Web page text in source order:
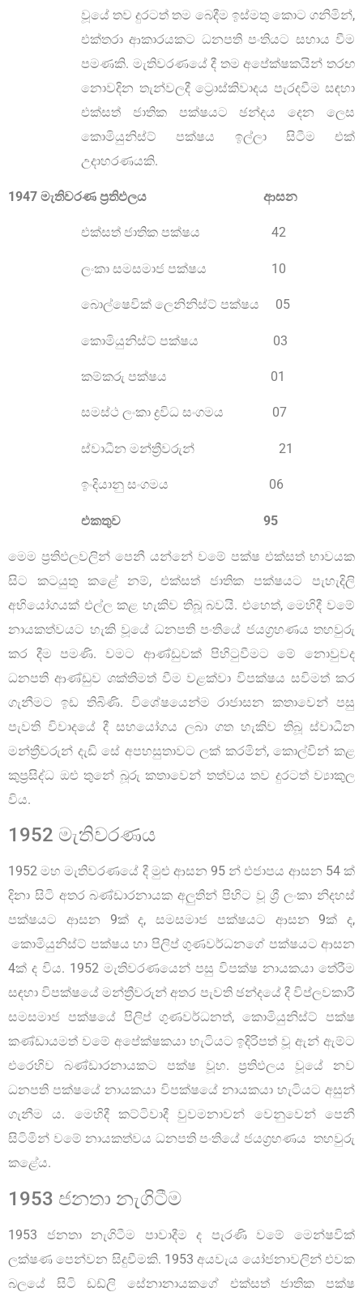
වූයේ තව දුරටත් තම බෙදීම ඉස්මතු කොට ගනිමින්,
එක්තරා ආකාරයකට ධනපති පංතියට සහාය වීම
පමණකි. මැතිවරණයේ දී තම අපේක්ෂකයින් තරඟ
නොවදින තැන්වලදී ට්‍රොස්කිවාදය පැරදවීම සඳහා
එක්සත් ජාතික පක්ෂයට ඡන්දය දෙන ලෙස
කොමියුනිස්ට් පක්ෂය ඉල්ලා සිටීම එක්
උදාහරණයකි.
1947 මැතිවරණ ප්‍රතිඵලය ආසන
එක්සත් ජාතික පක්ෂය 42
ලංකා සමසමාජ පක්ෂය 10
බොල්ෂෙවික් ලෙනිනිස්ට් පක්ෂය 05
කොමියුනිස්ට් පක්ෂය 03
කම්කරු පක්ෂය 01
සමස්ථ ලංකා ද්‍රවිධ සංගමය 07
ස්වාධීන මන්ත්‍රීවරුන් 21
ඉංදියානු සංගමය 06
එකතුව 95
මෙම ප්‍රතිඵලවලින් පෙනී යන්නේ වමේ පක්ෂ එක්සත් භාවයක
සිට කටයුතු කළේ නම්, එක්සත් ජාතික පක්ෂයට පැහැදිලි
අභියෝගයක් එල්ල කළ හැකිව තිබූ බවයි. එහෙත්, මෙහිදී වමේ
නායකත්වයට හැකි වූයේ ධනපති පංතියේ ජයග්‍රහණය තහවුරු
කර දීම පමණි. වමට ආණ්ඩුවක් පිහිටුවීමට මේ නොවුවද
ධනපති ආණ්ඩුව ශක්තිමත් වීම වළක්වා විපක්ෂය සවිමත් කර
ගැනීමට ඉඩ තිබිණි. විශේෂයෙන්ම රාජාසන කතාවෙන් පසු
පැවති විවාදයේ දී සහයෝගය ලබා ගත හැකිව තිබූ ස්වාධීන
මන්ත්‍රීවරුන් දැඩි සේ අපහසුතාවට ලක් කරමින්, කොල්වින් කළ
කුප්‍රසිද්ධ ඔළු තුනේ බූරු කතාවෙන් තත්වය තව දුරටත් ව්‍යාකුල
විය.
1952 මැතිවරණය
1952 මහ මැතිවරණයේ දී මුළු ආසන 95 න් එජාපය ආසන 54 ක්
දිනා සිටි අතර බණ්ඩාරනායක අලුතින් පිහිට වූ ශ්‍රී ලංකා නිදහස්
පක්ෂයට ආසන 9ක් ද, සමසමාජ පක්ෂයට ආසන 9ක් ද,
කොමියුනිස්ට් පක්ෂය හා පිලිප් ගුණවර්ධනගේ පක්ෂයට ආසන
4ක් ද විය. 1952 මැතිවරණයෙන් පසු විපක්ෂ නායකයා තේරීම
සඳහා විපක්ෂයේ මන්ත්‍රීවරුන් අතර පැවති ඡන්දයේ දී විප්ලවකාරී
සමසමාජ පක්ෂයේ පිලිප් ගුණවර්ධනත්, කොමියුනිස්ට් පක්ෂ
කණ්ඩායමත් වමේ අපේක්ෂකයා හැටියට ඉදිරිපත් වූ ඇන් ඇම්ට
එරෙහිව බණ්ඩාරනායකට පක්ෂ වූහ. ප්‍රතිඵලය වූයේ නව
ධනපති පක්ෂයේ නායකයා විපක්ෂයේ නායකයා හැටියට අසුන්
ගැනීම ය. මෙහිදී කට්ටිවාදී වුවමනාවන් වෙනුවෙන් පෙනී
සිටිමින් වමේ නායකත්වය ධනපති පංතියේ ජයග්‍රහණය තහවුරු
කළේය.
1953 ජනතා නැගිටීම
1953 ජනතා නැගිටීම පාවාදීම ද පැරණි වමේ මෙන්ෂවික්
ලක්ෂණ පෙන්වන සිදුවීමකි. 1953 අයවැය යෝජනාවලින් එවක
බලයේ සිටි ඩඩ්ලි සේනානායකගේ එක්සත් ජාතික පක්ෂ